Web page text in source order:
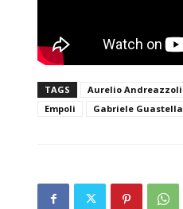
TAGS Aurelio Andreazzoli
Empoli
Gabriele Guastella